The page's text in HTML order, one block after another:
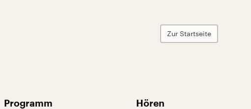
Zur Startseite
Programm Hören